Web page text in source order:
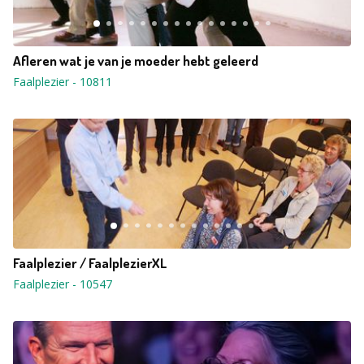
Afleren wat je van je moeder hebt geleerd
Faalplezier- 10811
Faalplezier / FaalplezierXL
Faalplezier- 10547